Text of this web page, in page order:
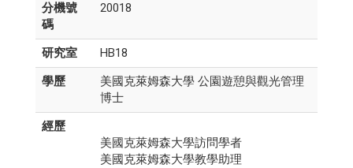
分機號
碼
20018
研究室
HB18
學歷
美國克萊姆森大學 公園遊憩與觀光管理
博士
經歷
美國克萊姆森大學訪問學者
美國克萊姆森大學教學助理